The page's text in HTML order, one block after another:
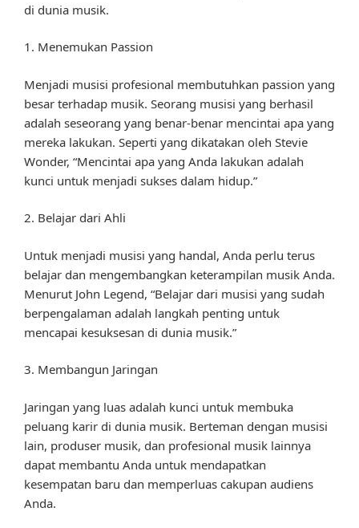
di dunia musik.
1. Menemukan Passion
Menjadi musisi profesional membutuhkan passion yang
besar terhadap musik. Seorang musisi yang berhasil
adalah seseorang yang benar-benar mencintai apa yang
mereka lakukan. Seperti yang dikatakan oleh Stevie
Wonder, “Mencintai apa yang Anda lakukan adalah
kunci untuk menjadi sukses dalam hidup.”
2. Belajar dari Ahli
Untuk menjadi musisi yang handal, Anda perlu terus
belajar dan mengembangkan keterampilan musik Anda.
Menurut John Legend, “Belajar dari musisi yang sudah
berpengalaman adalah langkah penting untuk
mencapai kesuksesan di dunia musik.”
3. Membangun Jaringan
Jaringan yang luas adalah kunci untuk membuka
peluang karir di dunia musik. Berteman dengan musisi
lain, produser musik, dan profesional musik lainnya
dapat membantu Anda untuk mendapatkan
kesempatan baru dan memperluas cakupan audiens
Anda.